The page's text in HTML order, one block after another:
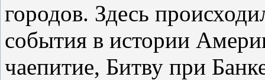
городов. Здесь
события в истории
чаепитие, Битву при